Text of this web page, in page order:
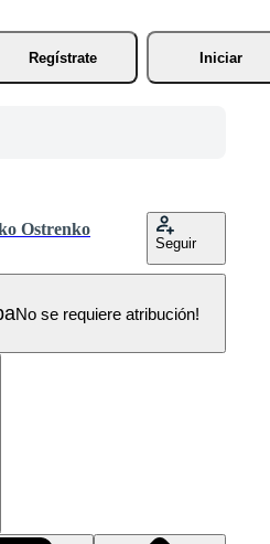
Regístrate
Iniciar
Ostrenko
Seguir
No se requiere atribución!